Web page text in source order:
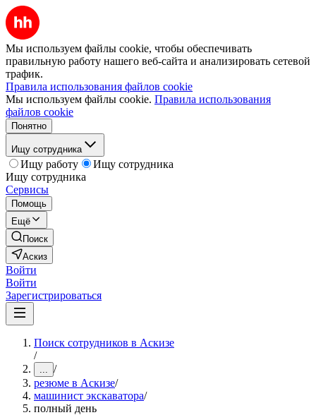
Мы используем файлы cookie, чтобы обеспечивать
правильную работу нашего веб-сайта и анализировать сетевой
трафик.
Правила использования файлов cookie
Мы используем файлы cookie. Правила использования
файлов cookie
Понятно
Ищу сотрудника
Ищу работу
Ищу сотрудника
Ищу сотрудника
Сервисы
Помощь
Ещё
Поиск
Аскиз
Войти
Войти
Зарегистрироваться
Поиск сотрудников в Аскизе
/
... /
резюме в Аскизе/
машинист экскаватора/
полный день